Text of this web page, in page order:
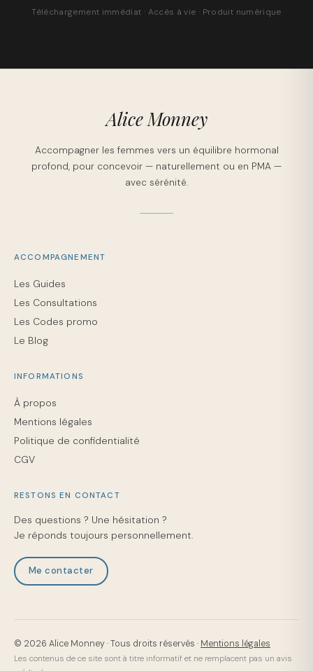
Téléchargement immédiat · Accès à vie · Produit numérique
Alice Monney
Accompagner les femmes vers un équilibre hormonal
profond, pour concevoir — naturellement ou en PMA —
avec sérénité.
ACCOMPAGNEMENT
Les Guides
Les Consultations
Les Codes promo
Le Blog
INFORMATIONS
À propos
Mentions légales
Politique de confidentialité
CGV
RESTONS EN CONTACT
Des questions ? Une hésitation ?
Je réponds toujours personnellement.
Me contacter
© 2026 Alice Monney · Tous droits réservés · Mentions légales
Les contenus de ce site sont à titre informatif et ne remplacent pas un avis